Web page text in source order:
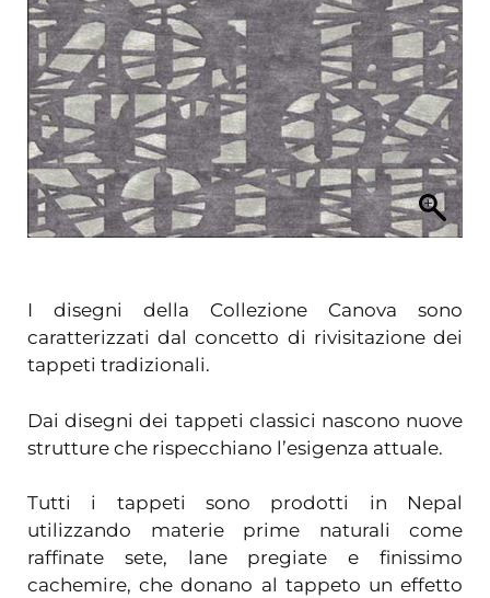
I disegni della Collezione Canova sono
caratterizzati dal concetto di rivisitazione dei
tappeti tradizionali.
Dai disegni dei tappeti classici nascono nuove
strutture che rispecchiano l’esigenza attuale.
Tutti i tappeti sono prodotti in Nepal
utilizzando materie prime naturali come
raffinate sete, lane pregiate e finissimo
cachemire, che donano al tappeto un effetto